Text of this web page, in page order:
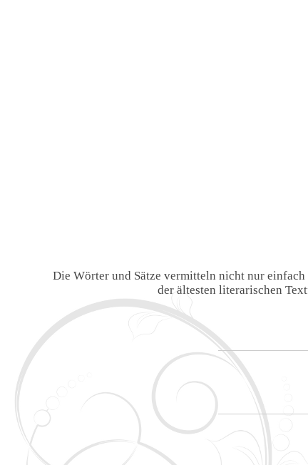
Die Wörter und Sätze vermitteln nicht nur
der ältesten literarischen